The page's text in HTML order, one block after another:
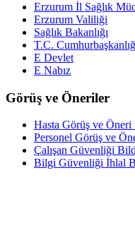
Erzurum İl Sağlık
Erzurum Valiliği
Sağlık Bakanlığı
T.C.
E Devlet
E Nabız
Görüş ve Öneriler
Hasta Görüş ve Öneri
Personel Görüş ve
Çalışan Güvenliği
Bilgi Güvenliği İhlal